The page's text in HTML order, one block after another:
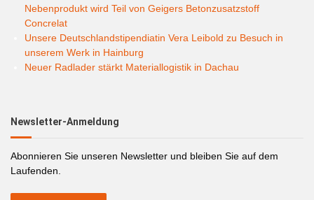
Nebenprodukt wird Teil von Geigers Betonzusatzstoff
Concrelat
Unsere Deutschlandstipendiatin Vera Leibold zu Besuch in
unserem Werk in Hainburg
Neuer Radlader stärkt Materiallogistik in Dachau
Newsletter-Anmeldung
Abonnieren Sie unseren Newsletter und bleiben Sie auf dem
Laufenden.